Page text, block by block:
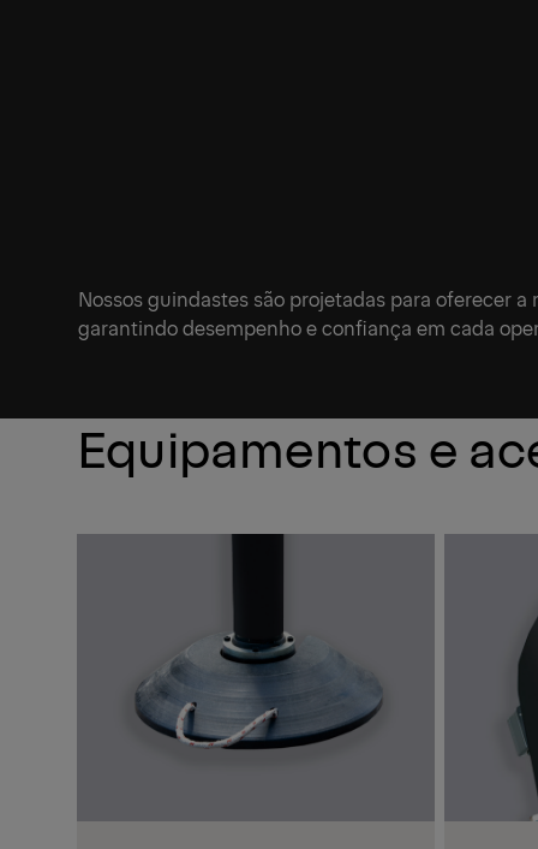
Nossos guindastes são projetadas para oferecer
garantindo desempenho e confiança em cada
Equipamentos e